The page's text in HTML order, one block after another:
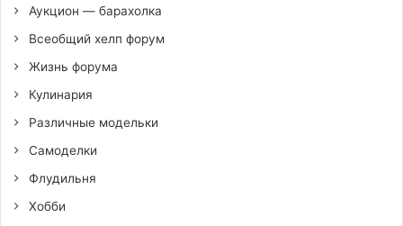
Аукцион — барахолка
Всеобщий хелп форум
Жизнь форума
Кулинария
Различные модельки
Самоделки
Флудильня
Хобби